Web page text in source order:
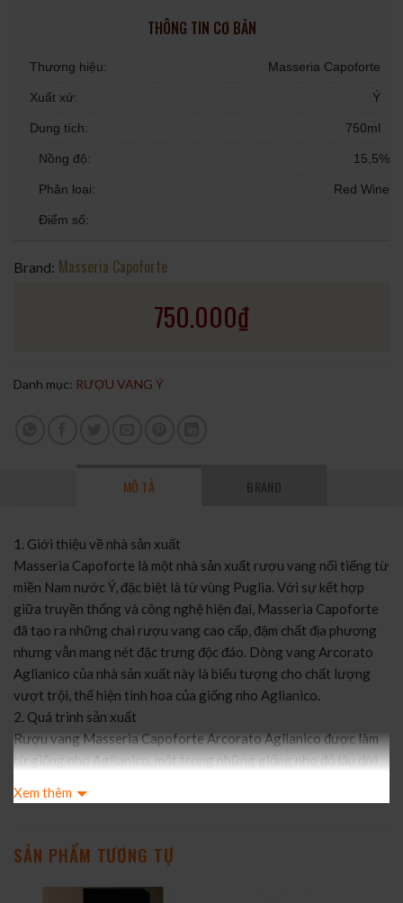
THÔNG TIN CƠ BẢN
Thương hiệu: Masseria Capoforte
Xuất xứ: Ý
Dung tích: 750ml
Nồng độ: 15,5%
Phân loại: Red Wine
Điểm số:
Brand: Masseria Capoforte
750.000₫
Danh mục: RƯỢU VANG Ý
MÔ TẢ BRAND
1. Giới thiệu về nhà sản xuất
Masseria Capoforte là một nhà sản xuất rượu vang nổi tiếng từ
miền Nam nước Ý, đặc biệt là từ vùng Puglia. Với sự kết hợp
giữa truyền thống và công nghệ hiện đại, Masseria Capoforte
đã tạo ra những chai rượu vang cao cấp, đậm chất địa phương
nhưng vẫn mang nét đặc trưng độc đáo. Dòng vang Arcorato
Aglianico của nhà sản xuất này là biểu tượng cho chất lượng
vượt trội, thể hiện tinh hoa của giống nho Aglianico.
2. Quá trình sản xuất
Rượu vang Masseria Capoforte Arcorato Aglianico được làm
từ giống nho Aglianico, một trong những giống nho đỏ lâu đời
hoạch thủ công khi đạt độ chín hoàn hảo, sau đó trải qua quá
trong thùng gỗ sồi Pháp từ 12 đến 18 tháng, giúp phát triển
hương vị và tạo ra độ phức tạp đặc trưng cho vang.
3. Ghi chú nếm thử
Xem thêm
SẢN PHẨM TƯƠNG TỰ